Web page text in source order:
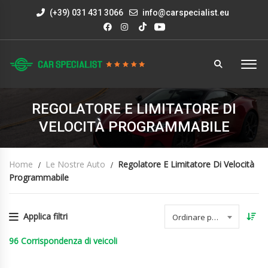
(+39) 031 431 3066 info@carspecialist.eu
REGOLATORE E LIMITATORE DI
VELOCITÀ PROGRAMMABILE
Home Le Nostre Auto
Regolatore E Limitatore Di Velocità
Programmabile
Applica filtri Ordinare per data
96 Corrispondenza di veicoli